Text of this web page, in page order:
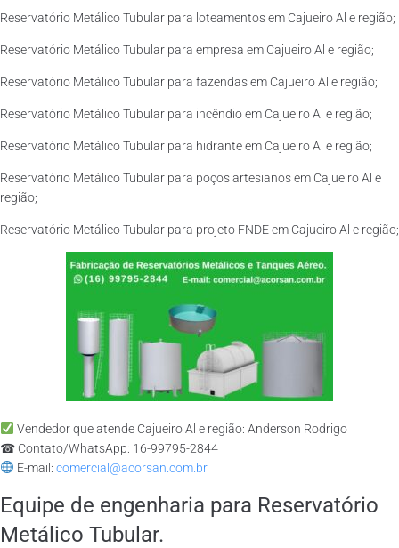
Reservatório Metálico Tubular para loteamentos em Cajueiro Al e região;
Reservatório Metálico Tubular para empresa em Cajueiro Al e região;
Reservatório Metálico Tubular para fazendas em Cajueiro Al e região;
Reservatório Metálico Tubular para incêndio em Cajueiro Al e região;
Reservatório Metálico Tubular para hidrante em Cajueiro Al e região;
Reservatório Metálico Tubular para poços artesianos em Cajueiro Al e
região;
Reservatório Metálico Tubular para projeto FNDE em Cajueiro Al e região;
Vendedor que atende Cajueiro Al e região: Anderson Rodrigo
☎ Contato/WhatsApp: 16-99795-2844
E-mail: comercial@acorsan.com.br
Equipe de engenharia para Reservatório
Metálico Tubular.